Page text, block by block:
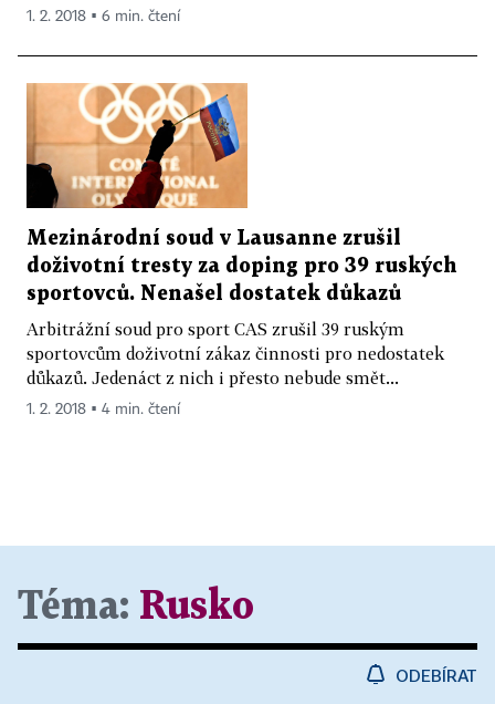
1. 2. 2018 ▪ 6 min. čtení
Mezinárodní soud v Lausanne zrušil
doživotní tresty za doping pro 39 ruských
sportovců. Nenašel dostatek důkazů
Arbitrážní soud pro sport CAS zrušil 39 ruským
sportovcům doživotní zákaz činnosti pro nedostatek
důkazů. Jedenáct z nich i přesto nebude smět...
1. 2. 2018 ▪ 4 min. čtení
Téma: Rusko
ODEBÍRAT